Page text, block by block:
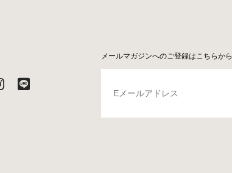
メールマガジンへのご登録はこちらから